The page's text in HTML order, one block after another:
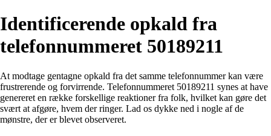
Identificerende opkald fra
telefonnummeret 50189211
At modtage gentagne opkald fra det samme telefonnummer kan være
frustrerende og forvirrende. Telefonnummeret 50189211 synes at have
genereret en række forskellige reaktioner fra folk, hvilket kan gøre det
svært at afgøre, hvem der ringer. Lad os dykke ned i nogle af de
mønstre, der er blevet observeret.